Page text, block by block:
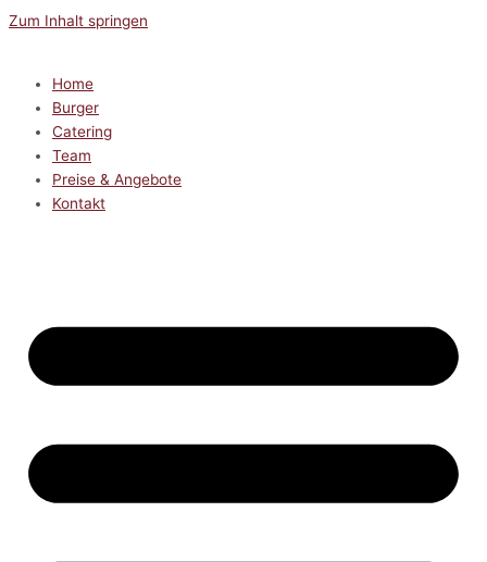
Zum Inhalt springen
Home
Burger
Catering
Team
Preise & Angebote
Kontakt